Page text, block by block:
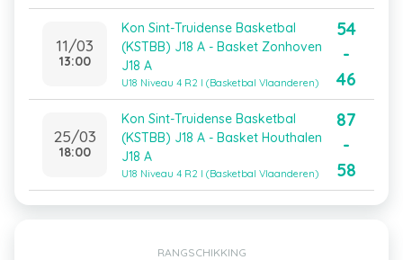
11/03
13:00
Kon Sint-Truidense Basketbal
(KSTBB) J18 A - Basket Zonhoven
J18 A
U18 Niveau 4 R2 I (Basketbal Vlaanderen)
54
-
46
25/03
18:00
Kon Sint-Truidense Basketbal
(KSTBB) J18 A - Basket Houthalen
J18 A
U18 Niveau 4 R2 I (Basketbal Vlaanderen)
87
-
58
RANGSCHIKKING